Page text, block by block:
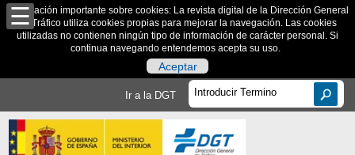
Información importante sobre cookies: La revista digital de la Dirección General
de Tráfico utiliza cookies propias para mejorar la navegación. Las cookies
utilizadas no contienen ningún tipo de información de carácter personal. Si
continua navegando entendemos acepta su uso.
Aceptar
Ir a la DGT